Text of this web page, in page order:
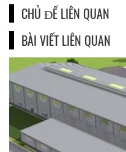
CHỦ ĐỀ LIÊN QUAN
BÀI VIẾT LIÊN QUAN